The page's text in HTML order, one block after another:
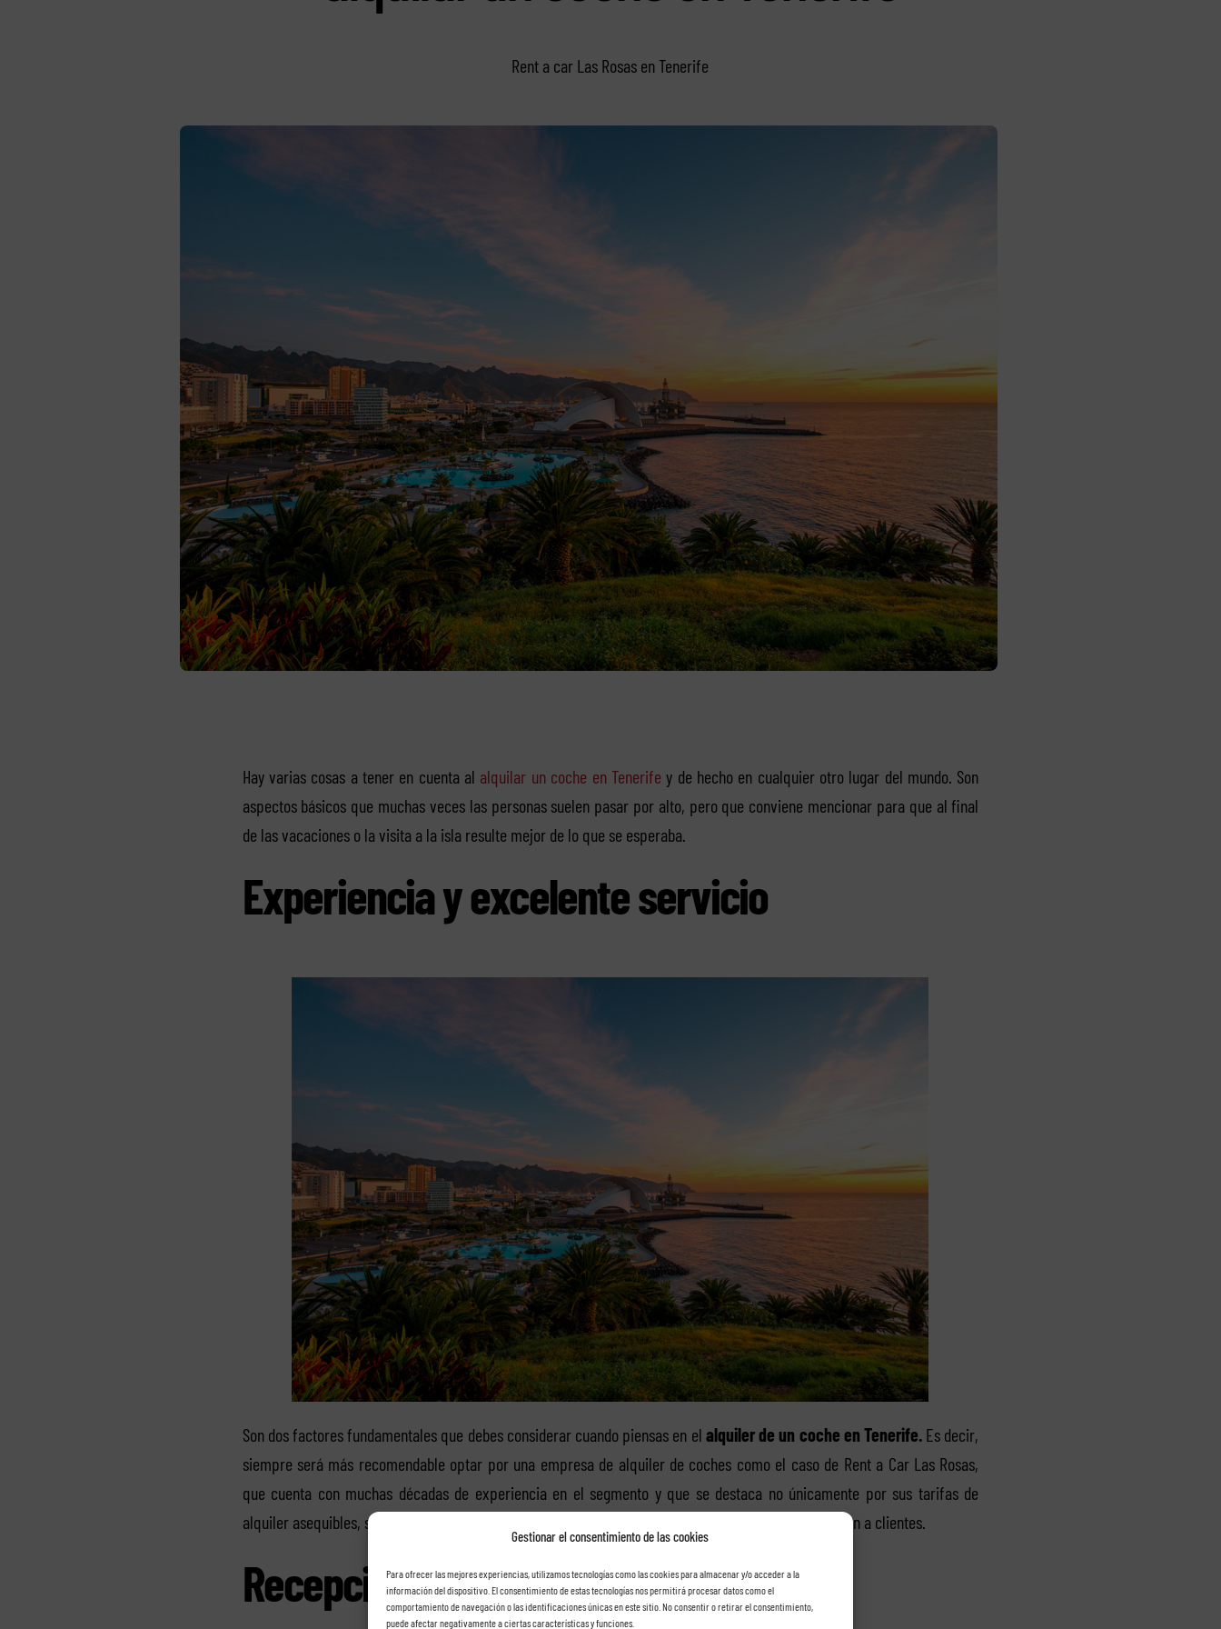
Gestionar el consentimiento de las cookies
Para ofrecer las mejores experiencias, utilizamos tecnologías como las cookies para almacenar y/o acceder a la
información del dispositivo. El consentimiento de estas tecnologías nos permitirá procesar datos como el
comportamiento de navegación o las identificaciones únicas en este sitio. No consentir o retirar el consentimiento,
puede afectar negativamente a ciertas características y funciones.
Rent a car Las Rosas en Tenerife
Hay varias cosas a tener en cuenta al alquilar un coche en Tenerife y de hecho en cualquier otro lugar del mundo. Son
aspectos básicos que muchas veces las personas suelen pasar por alto, pero que conviene mencionar para que al final
de las vacaciones o la visita a la isla resulte mejor de lo que se esperaba.
Experiencia y excelente servicio
Son dos factores fundamentales que debes considerar cuando piensas en el alquiler de un coche en Tenerife.Es decir,
siempre será más recomendable optar por una empresa de alquiler de coches como el caso de Rent a Car Las Rosas,
que cuenta con muchas décadas de experiencia en el segmento y que se destaca no únicamente por sus tarifas de
alquiler asequibles, sino también por su gama amplia de coches y su excepcional servicio de atención a clientes.
Recepción y devolución del coche